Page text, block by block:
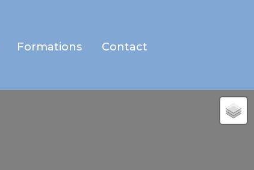
Formations Contact